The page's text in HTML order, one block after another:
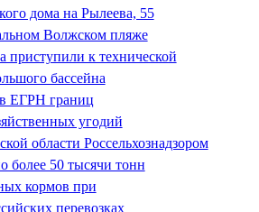
дома на Рылеева, 55
Волжском пляже
приступили к технической
бассейна
ЕГРН границ
угодий
области Россельхознадзором
более 50 тысячи тонн
кормов при
перевозках